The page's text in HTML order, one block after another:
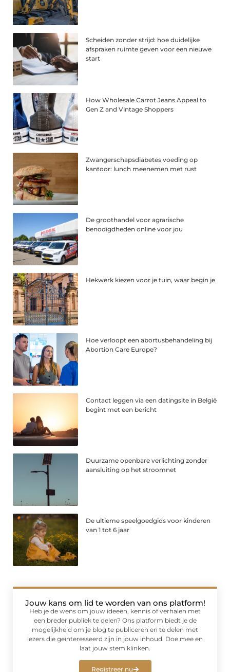
Scheiden zonder strijd: hoe duidelijke
afspraken ruimte geven voor een nieuwe
start
How Wholesale Carrot Jeans Appeal to
Gen Z and Vintage Shoppers
Zwangerschapsdiabetes voeding op
kantoor: lunch meenemen met rust
De groothandel voor agrarische
benodigdheden online voor jou
Hekwerk kiezen voor je tuin, waar begin je
Hoe verloopt een abortusbehandeling bij
Abortion Care Europe?
Contact leggen via een datingsite in België
begint met een bericht
Duurzame openbare verlichting zonder
aansluiting op het stroomnet
De ultieme speelgoedgids voor kinderen
van 1 tot 6 jaar
Jouw kans om lid te worden van ons platform!
Heb je de wens om jouw ideeën, kennis of verhalen met
een breder publiek te delen? Ons platform biedt je de
mogelijkheid om je blog te publiceren en te delen met
lezers die geïnteresseerd zijn in jouw inhoud. Doe mee en
laat jouw stem klinken.
Registreer nu